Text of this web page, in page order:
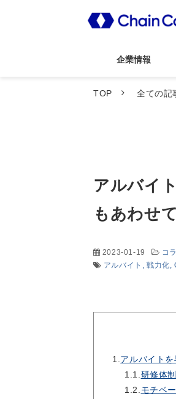
企業情報
TOP 全ての記
アルバイ
もあわせ
2023-01-19
コ
アルバイト
戦力化
1. アルバイト
1.1. 研修体
1.2. モチベ